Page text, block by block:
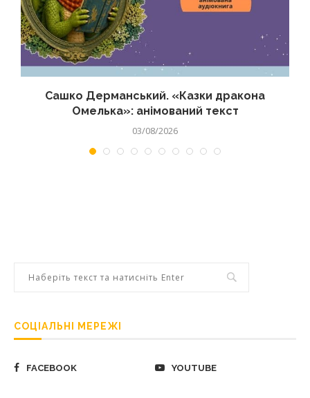
Сашко Дерманський. «Казки дракона
Омелька»: анімований текст
03/08/2026
СОЦІАЛЬНІ МЕРЕЖІ
FACEBOOK YOUTUBE